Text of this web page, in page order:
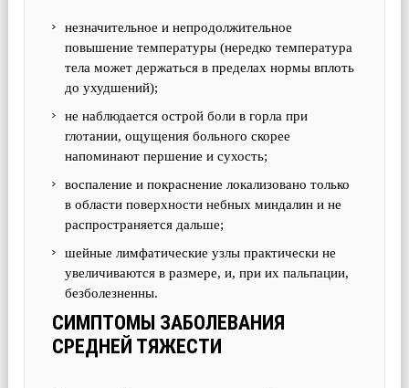
незначительное и непродолжительное
повышение температуры (нередко температура
тела может держаться в пределах нормы вплоть
до ухудшений);
не наблюдается острой боли в горла при
глотании, ощущения больного скорее
напоминают першение и сухость;
воспаление и покраснение локализовано только
в области поверхности небных миндалин и не
распространяется дальше;
шейные лимфатические узлы практически не
увеличиваются в размере, и, при их пальпации,
безболезненны.
СИМПТОМЫ ЗАБОЛЕВАНИЯ
СРЕДНЕЙ ТЯЖЕСТИ